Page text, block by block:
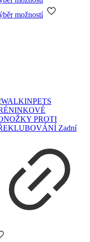
možností
Tento
produkt
produktu